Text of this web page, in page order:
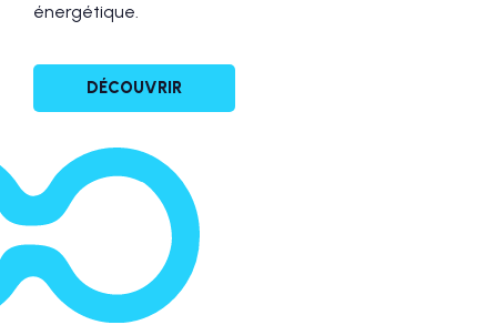
énergétique.
DÉCOUVRIR